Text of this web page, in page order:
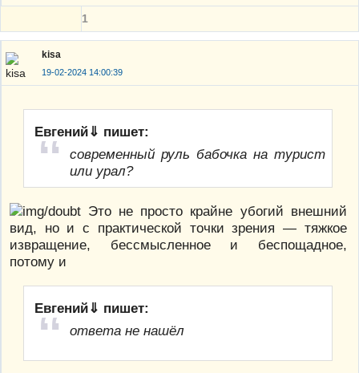
1
kisa
19-02-2024 14:00:39
Евгений⇓ пишет:
современный руль бабочка на турист
или урал?
Это не просто крайне убогий внешний
вид, но и с практической точки зрения — тяжкое
извращение, бессмысленное и беспощадное,
потому и
Евгений⇓ пишет:
ответа не нашёл